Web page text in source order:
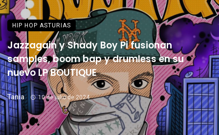
HIP HOP ASTURIAS
Jazzagain y Shady Boy Pi fusionan
samples, boom bap y drumless en su
nuevo LP BOUTIQUE
Tania 10 de julio de 2024